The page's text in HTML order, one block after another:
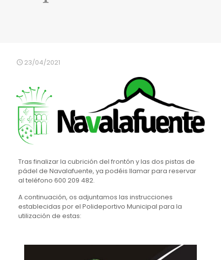
23/04/2021
Tras finalizar la cubrición del frontón y las dos pistas de
pádel de Navalafuente, ya podéis llamar para reservar
al teléfono 600 209 482.
A continuación, os adjuntamos las instrucciones
establecidas por el Polideportivo Municipal para la
utilización de estas: